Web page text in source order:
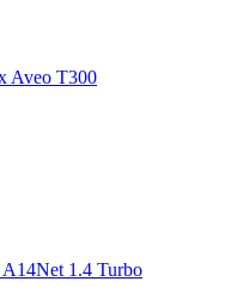
Aveo T300
1.4 Turbo